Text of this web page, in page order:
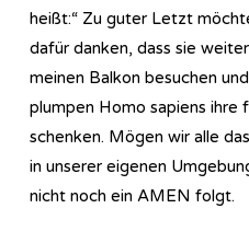
heißt:“ Zu guter Letzt
dafür danken, dass sie
meinen Balkon besuchen
plumpen Homo sapiens
schenken. Mögen wir alle
in unserer eigenen
nicht noch ein AMEN folgt.